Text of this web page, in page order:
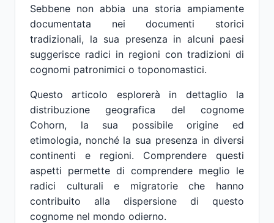
Sebbene non abbia una storia ampiamente
documentata nei documenti storici
tradizionali, la sua presenza in alcuni paesi
suggerisce radici in regioni con tradizioni di
cognomi patronimici o toponomastici.
Questo articolo esplorerà in dettaglio la
distribuzione geografica del cognome
Cohorn, la sua possibile origine ed
etimologia, nonché la sua presenza in diversi
continenti e regioni. Comprendere questi
aspetti permette di comprendere meglio le
radici culturali e migratorie che hanno
contribuito alla dispersione di questo
cognome nel mondo odierno.